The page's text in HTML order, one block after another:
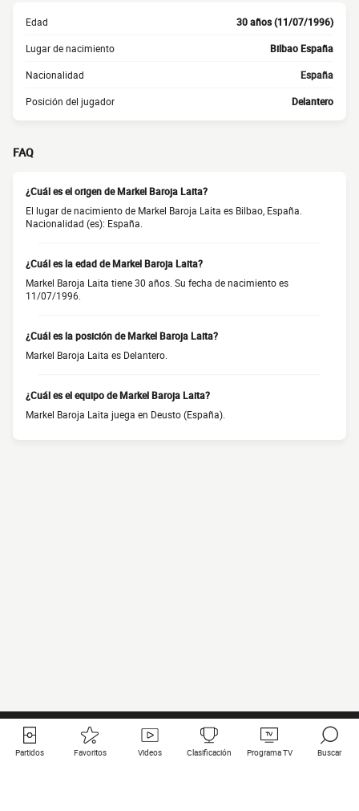
Edad 30 años (11/07/1996)
Lugar de nacimiento Bilbao España
Nacionalidad España
Posición del jugador Delantero
FAQ
¿Cuál es el origen de Markel Baroja Laita?
El lugar de nacimiento de Markel Baroja Laita es Bilbao, España.
Nacionalidad (es): España.
¿Cuál es la edad de Markel Baroja Laita?
Markel Baroja Laita tiene 30 años. Su fecha de nacimiento es
11/07/1996.
¿Cuál es la posición de Markel Baroja Laita?
Markel Baroja Laita es Delantero.
¿Cuál es el equipo de Markel Baroja Laita?
Markel Baroja Laita juega en Deusto (España).
Partidos Favoritos Videos Clasificación Programa TV Buscar